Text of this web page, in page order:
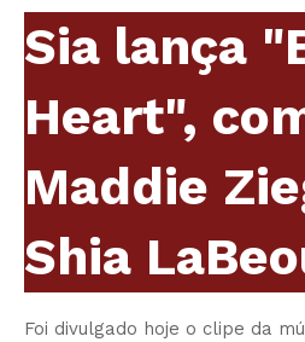
Sia lança
Heart",
Maddie
Shia
Foi divulgado hoje o clipe da